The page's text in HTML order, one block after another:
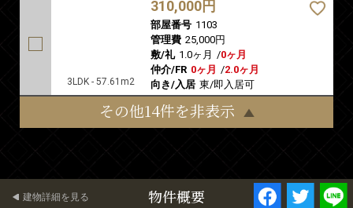
3LDK - 57.61m2
310,000円
部屋番号 1103
管理費 25,000円
敷/礼 1.0ヶ月 /0ヶ月
仲介/FR 0ヶ月 /2.0ヶ月
向き/入居 東/即入居可
その他14件を非表示
物件概要
建物詳細を見る